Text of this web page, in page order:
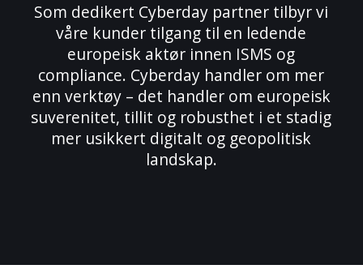
Som dedikert Cyberday partner tilbyr vi
våre kunder tilgang til en ledende
europeisk aktør innen ISMS og
compliance. Cyberday handler om mer
enn verktøy – det handler om europeisk
suverenitet, tillit og robusthet i et stadig
mer usikkert digitalt og geopolitisk
landskap.